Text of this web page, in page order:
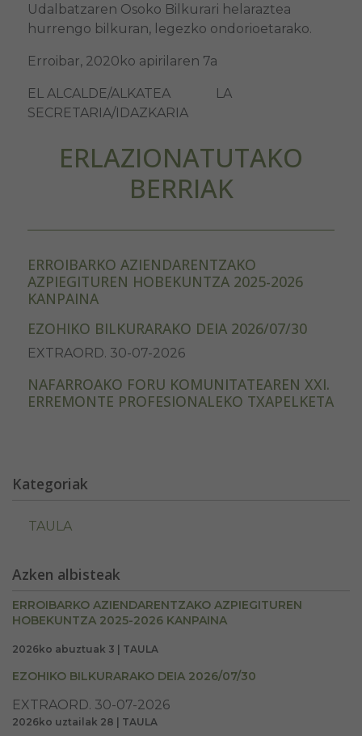
Udalbatzaren Osoko Bilkurari helaraztea
hurrengo bilkuran, legezko ondorioetarako.
Erroibar, 2020ko apirilaren 7a
EL ALCALDE/ALKATEA LA
SECRETARIA/IDAZKARIA
ERLAZIONATUTAKO
BERRIAK
ERROIBARKO AZIENDARENTZAKO
AZPIEGITUREN HOBEKUNTZA 2025-2026
KANPAINA
EZOHIKO BILKURARAKO DEIA 2026/07/30
EXTRAORD. 30-07-2026
NAFARROAKO FORU KOMUNITATEAREN XXI.
ERREMONTE PROFESIONALEKO TXAPELKETA
Kategoriak
TAULA
Azken albisteak
ERROIBARKO AZIENDARENTZAKO AZPIEGITUREN
HOBEKUNTZA 2025-2026 KANPAINA
2026ko abuztuak 3 | TAULA
EZOHIKO BILKURARAKO DEIA 2026/07/30
EXTRAORD. 30-07-2026
2026ko uztailak 28 | TAULA